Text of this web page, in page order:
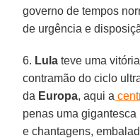
governo de tempos
de urgência e
6. Lulateve uma
contramão do ciclo
da Europa, aqui a
penas uma
e chantagens,